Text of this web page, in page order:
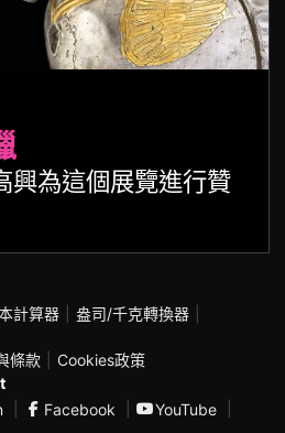
興為這個展覽進行贊
計算器
盎司/千克轉換器
條款
Cookies政策
Facebook
YouTube